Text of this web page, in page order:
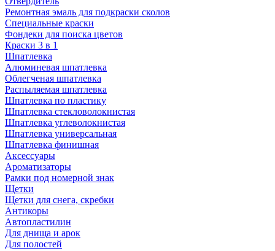
Ремонтная эмаль для подкраски сколов
Специальные краски
Фондеки для поиска цветов
Краски 3 в 1
Шпатлевка
Алюминевая шпатлевка
Облегченая шпатлевка
Распыляемая шпатлевка
Шпатлевка по пластику
Шпатлевка стекловолокнистая
Шпатлевка углеволокнистая
Шпатлевка универсальная
Шпатлевка финишная
Аксессуары
Ароматизаторы
Рамки под номерной знак
Щетки
Щетки для снега, скребки
Антикоры
Автопластилин
Для днища и арок
Для полостей